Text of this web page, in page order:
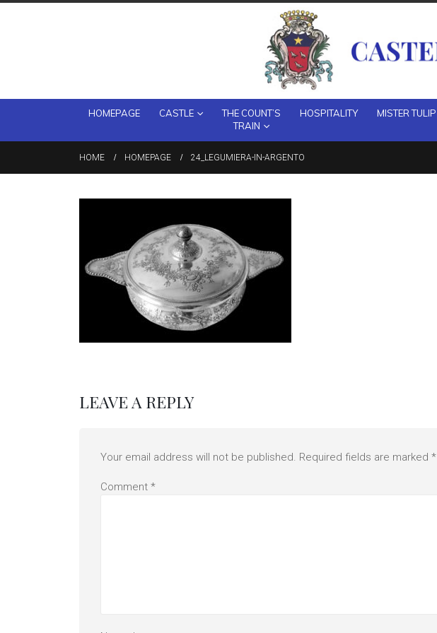
HOMEPAGE CASTLE
THE COUNT’S
TRAIN
HOSPITALITY MISTER TULIP
HOME HOMEPAGE 24_LEGUMIERA-IN-ARGENTO
LEAVE A REPLY
Your email address will not be published. Required fields are marked *
Comment *